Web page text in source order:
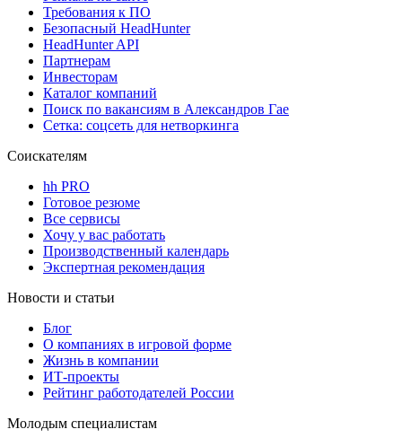
Требования к ПО
Безопасный HeadHunter
HeadHunter API
Партнерам
Инвесторам
Каталог компаний
Поиск по вакансиям в Александров Гае
Сетка: соцсеть для нетворкинга
Соискателям
hh PRO
Готовое резюме
Все сервисы
Хочу у вас работать
Производственный календарь
Экспертная рекомендация
Новости и статьи
Блог
О компаниях в игровой форме
Жизнь в компании
ИТ-проекты
Рейтинг работодателей России
Молодым специалистам